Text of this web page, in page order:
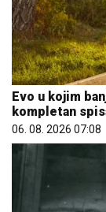
Evo u kojim
kompletan
06. 08. 2026 07:08